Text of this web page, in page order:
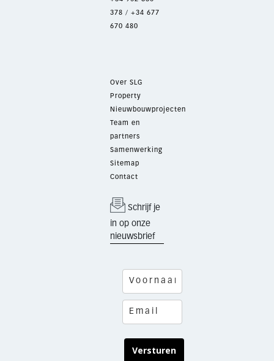
378 / +34 677
670 480
Over SLG
Property
Nieuwbouwprojecten
Team en
partners
Samenwerking
Sitemap
Contact
Schrijf je
in op onze
nieuwsbrief
Versturen